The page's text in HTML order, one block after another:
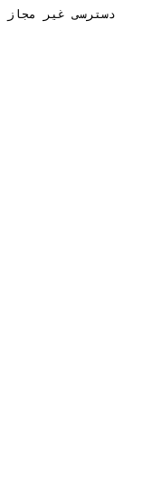
دسترسی غیر مجاز